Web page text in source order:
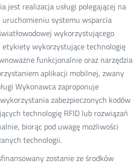
jest realizacja usługi polegającej na
systemu wsparcia
wykorzystującego
etykiety wykorzystujące technologię
funkcjonalnie oraz narzędzia
aplikacji mobilnej, zwany
Wykonawca zaproponuje
zabezpieczonych kodów
technologię RFID lub rozwiązań
biorąc pod uwagę możliwości
technologii.
zostanie ze środków